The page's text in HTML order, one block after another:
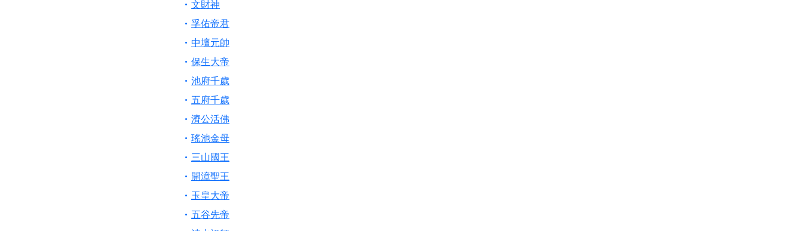
文財神
孚佑帝君
中壇元帥
保生大帝
池府千歲
五府千歲
濟公活佛
瑤池金母
三山國王
開漳聖王
玉皇大帝
五谷先帝